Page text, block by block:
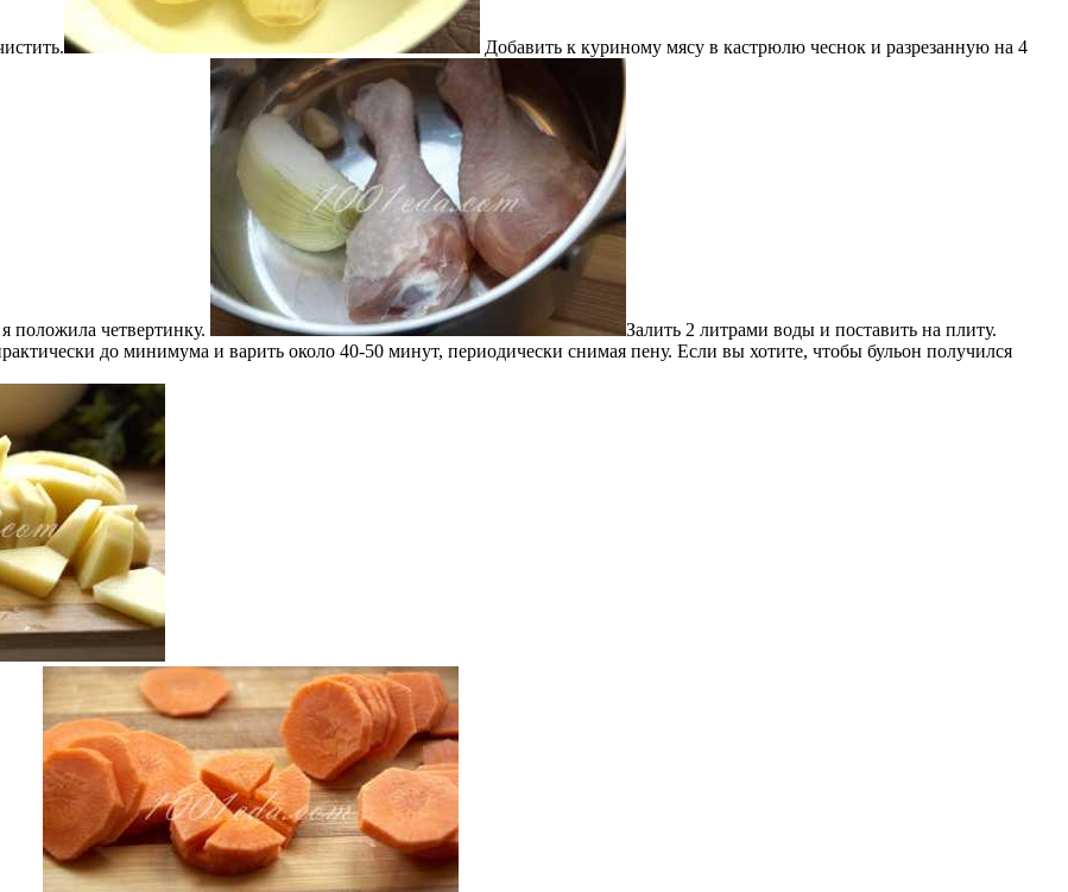
Добавить к куриному мясу в кастрюлю чеснок и разрезанную на 4
положила четвертинку.
Залить 2 литрами воды и поставить на плиту.
до минимума и варить около 40-50 минут, периодически снимая пену. Если вы хотите, чтобы бульон получился